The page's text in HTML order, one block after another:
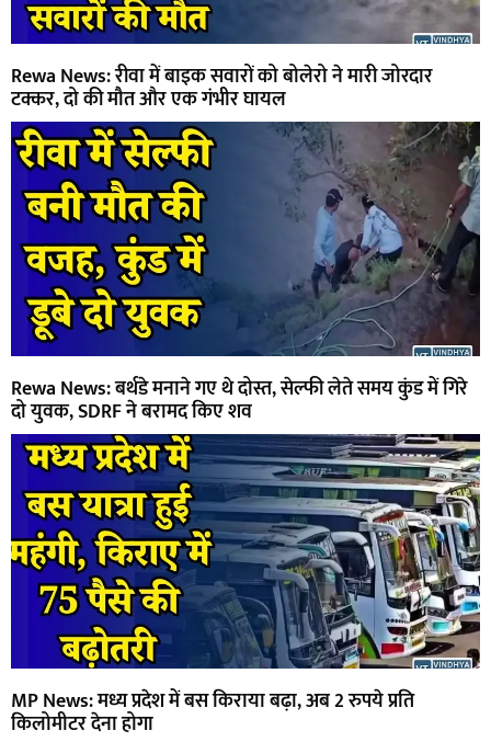
Rewa News: रीवा में बाइक सवारों को बोलेरो ने मारी जोरदार
टक्कर, दो की मौत और एक गंभीर घायल
Rewa News: बर्थडे मनाने गए थे दोस्त, सेल्फी लेते समय कुंड में गिरे
दो युवक, SDRF ने बरामद किए शव
MP News: मध्य प्रदेश में बस किराया बढ़ा, अब 2 रुपये प्रति
किलोमीटर देना होगा